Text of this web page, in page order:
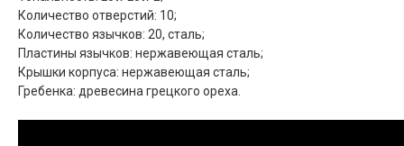
Количество отверстий: 10;
Количество язычков: 20, сталь;
Пластины язычков: нержавеющая сталь;
Крышки корпуса: нержавеющая сталь;
Гребенка: древесина грецкого ореха.